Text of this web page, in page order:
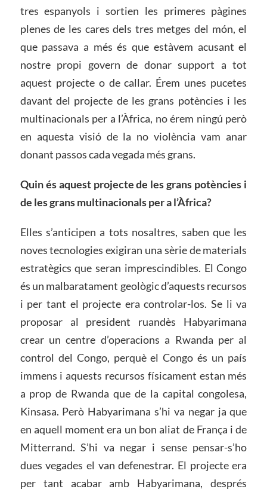
tres espanyols i sortien les primeres pàgines
plenes de les cares dels tres metges del món, el
que passava a més és que estàvem acusant el
nostre propi govern de donar support a tot
aquest projecte o de callar. Érem unes pucetes
davant del projecte de les grans potències i les
multinacionals per a l’Àfrica, no érem ningú però
en aquesta visió de la no violència vam anar
donant passos cada vegada més grans.
Quin és aquest projecte de les grans potències i
de les grans multinacionals per a l’Àfrica?
Elles s’anticipen a tots nosaltres, saben que les
noves tecnologies exigiran una sèrie de materials
estratègics que seran imprescindibles. El Congo
és un malbaratament geològic d’aquests recursos
i per tant el projecte era controlar-los. Se li va
proposar al president ruandès Habyarimana
crear un centre d’operacions a Rwanda per al
control del Congo, perquè el Congo és un país
immens i aquests recursos físicament estan més
a prop de Rwanda que de la capital congolesa,
Kinsasa. Però Habyarimana s’hi va negar ja que
en aquell moment era un bon aliat de França i de
Mitterrand. S’hi va negar i sense pensar-s’ho
dues vegades el van defenestrar. El projecte era
per tant acabar amb Habyarimana, després